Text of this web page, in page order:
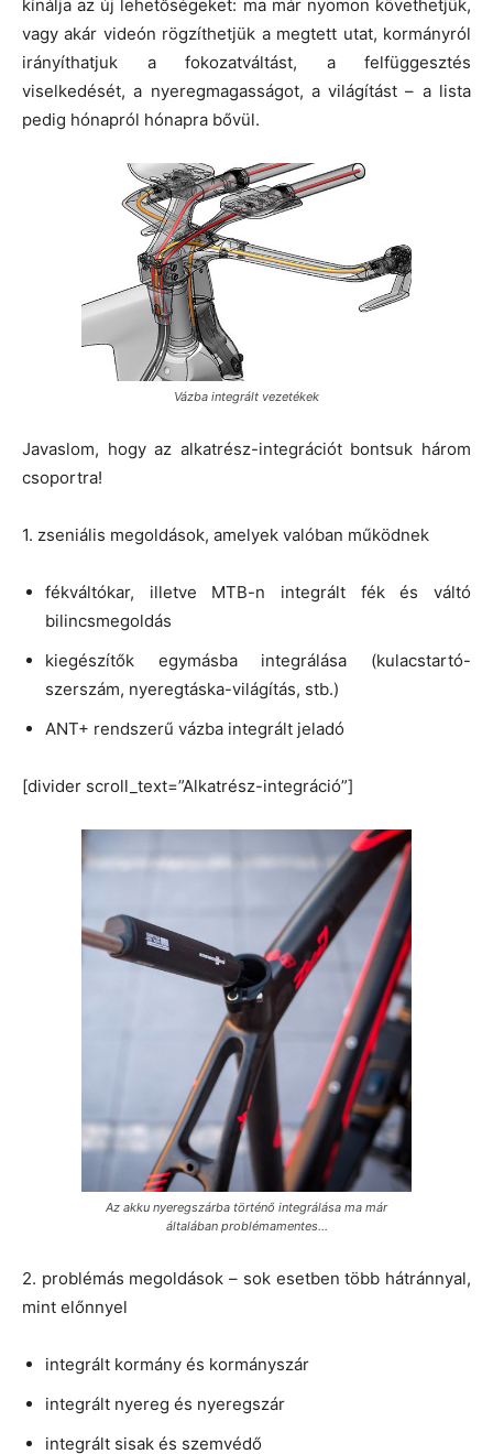
kínálja az új lehetőségeket: ma már nyomon követhetjük,
vagy akár videón rögzíthetjük a megtett utat, kormányról
irányíthatjuk a fokozatváltást, a felfüggesztés
viselkedését, a nyeregmagasságot, a világítást – a lista
pedig hónapról hónapra bővül.
Vázba integrált vezetékek
Javaslom, hogy az alkatrész-integrációt bontsuk három
csoportra!
1. zseniális megoldások, amelyek valóban működnek
fékváltókar, illetve MTB-n integrált fék és váltó
bilincsmegoldás
kiegészítők egymásba integrálása (kulacstartó-
szerszám, nyeregtáska-világítás, stb.)
ANT+ rendszerű vázba integrált jeladó
[divider scroll_text=”Alkatrész-integráció”]
Az akku nyeregszárba történő integrálása ma már
általában problémamentes…
2. problémás megoldások – sok esetben több hátránnyal,
mint előnnyel
integrált kormány és kormányszár
integrált nyereg és nyeregszár
integrált sisak és szemvédő